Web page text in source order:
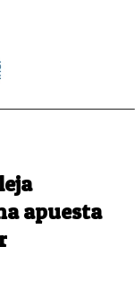
apuesta